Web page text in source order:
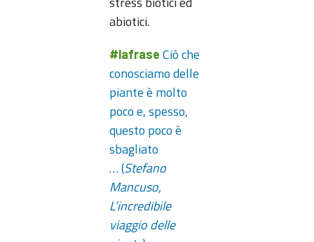
abiotici.
#lafrase Ciò che
conosciamo delle
piante è molto
poco e, spesso,
questo poco è
sbagliato
… (Stefano
Mancuso,
L’incredibile
viaggio delle